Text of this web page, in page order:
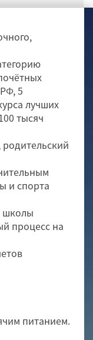
5
лучших
тысяч
и спорта
школы
процесс на
питанием.